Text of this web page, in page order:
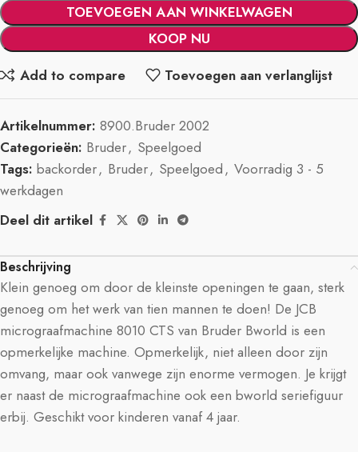
TOEVOEGEN AAN WINKELWAGEN
KOOP NU
Add to compare
Toevoegen aan verlanglijst
Artikelnummer: 8900.Bruder 2002
Categorieën: Bruder, Speelgoed
Tags: backorder, Bruder, Speelgoed, Voorradig 3 - 5
werkdagen
Deel dit artikel
Beschrijving
Klein genoeg om door de kleinste openingen te gaan, sterk
genoeg om het werk van tien mannen te doen! De JCB
micrograafmachine 8010 CTS van Bruder Bworld is een
opmerkelijke machine. Opmerkelijk, niet alleen door zijn
omvang, maar ook vanwege zijn enorme vermogen. Je krijgt
er naast de micrograafmachine ook een bworld seriefiguur
erbij. Geschikt voor kinderen vanaf 4 jaar.